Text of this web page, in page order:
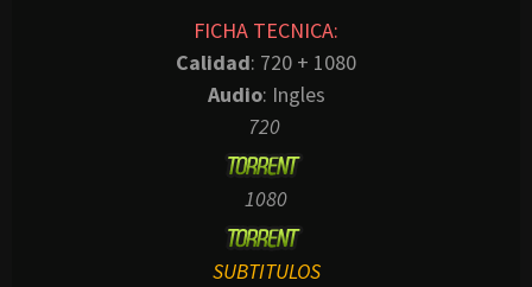
FICHA TECNICA:
Calidad: 720 + 1080
Audio: Ingles
720
1080
SUBTITULOS